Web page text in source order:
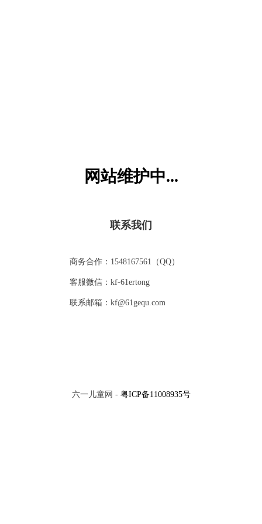
网站维护中...
联系我们
商务合作：1548167561（QQ）
客服微信：kf-61ertong
联系邮箱：kf@61gequ.com
六一儿童网 - 粤ICP备11008935号